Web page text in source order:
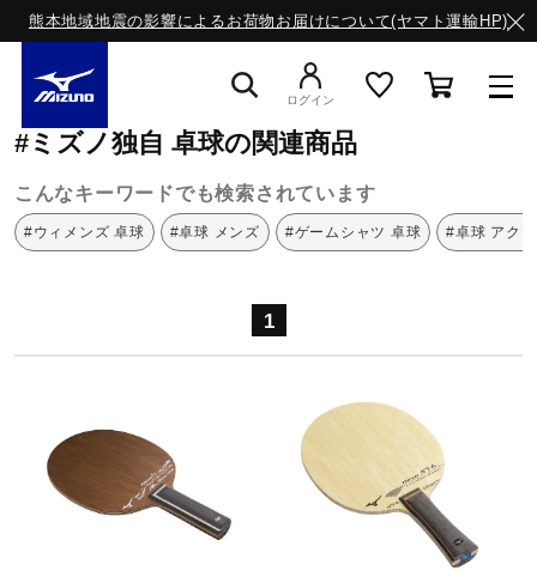
熊本地域地震の影響によるお荷物お届けについて(ヤマト運輸HP)
ライフスタイルウエア
サッカー／フットサル
トレーニング
ログイン
ミズノ公式オンライン
#ミズノ独自 卓球の関連商品
こんなキーワードでも検索されています
#ウィメンズ 卓球 #卓球 メンズ #ゲームシャツ 卓球 #卓球 アク
1